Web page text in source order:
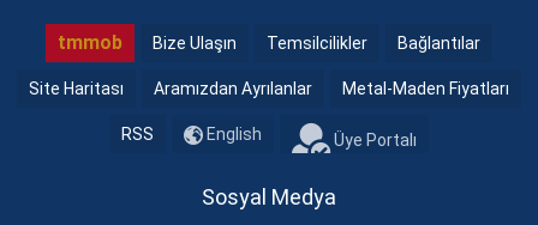
tmmob Bize Ulaşın Temsilcilikler Bağlantılar
Site Haritası Aramızdan Ayrılanlar Metal-Maden Fiyatları
RSS English Üye Portalı
Sosyal Medya